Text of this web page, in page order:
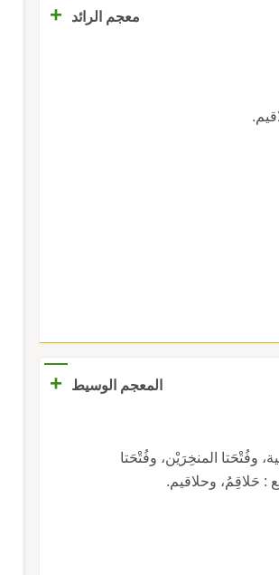
معجم الرائد +
المعجم الوسيط +
وفُتْحَتا المنخِرَيْن، وفُتْحَتا
: حَلاقِمُ، وحلاقيم.